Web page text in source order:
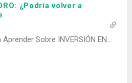
¿Podría volver a
Sobre INVERSIÓN EN…